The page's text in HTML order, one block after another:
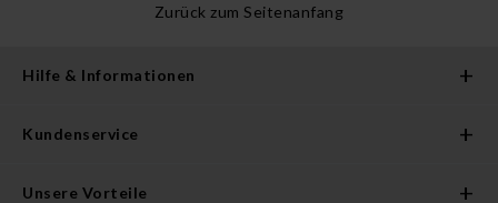
Zurück zum Seitenanfang
Hilfe & Informationen
Kundenservice
Unsere Vorteile